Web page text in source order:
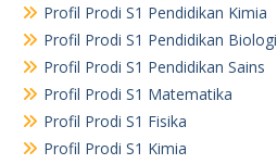
Profil Prodi S1 Pendidikan Kimia
Profil Prodi S1 Pendidikan Biologi
Profil Prodi S1 Pendidikan Sains
Profil Prodi S1 Matematika
Profil Prodi S1 Fisika
Profil Prodi S1 Kimia